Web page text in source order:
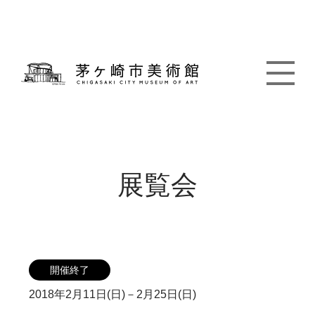
展覧会
開催終了
2018年2月11日(日)－2月25日(日)